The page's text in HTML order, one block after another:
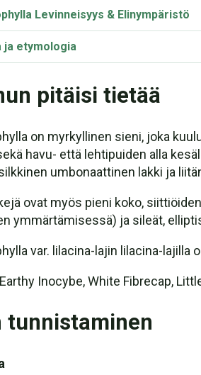
Levinneisyys & Elinympäristö
ja etymologia
pitäisi tietää
on myrkyllinen sieni, joka
havu- että lehtipuiden alla
umbonaattinen lakki ja
ovat myös pieni koko,
ymmärtämisessä) ja sileät,
var. lilacina-lajin lilacina-lajilla
Earthy Inocybe, White Fibrecap,
tunnistaminen